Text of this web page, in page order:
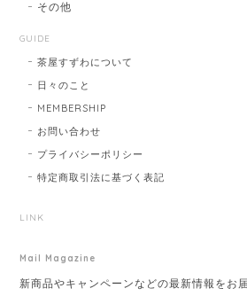
その他
GUIDE
茶屋すずわについて
日々のこと
MEMBERSHIP
お問い合わせ
プライバシーポリシー
特定商取引法に基づく表記
LINK
Mail Magazine
新商品やキャンペーンなどの最新情報をお